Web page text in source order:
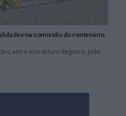
na comissão do centenário
entre elas Arturo Reguera, João